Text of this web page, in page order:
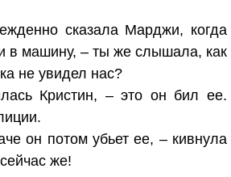
сказала Марджи, когда
в машину, – ты же слышала, как
не увидел нас?
Кристин, – это он бил ее.
он потом убьет ее, – кивнула
же!